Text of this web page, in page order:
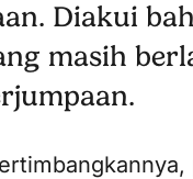
Diakui
masih